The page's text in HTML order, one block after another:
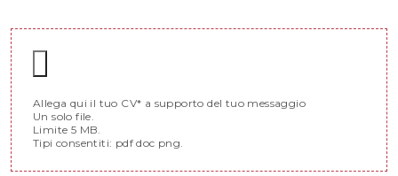
Allega qui il tuo CV* a supporto del tuo messaggio
Un solo file.
Limite 5 MB.
Tipi consentiti: pdf doc png.